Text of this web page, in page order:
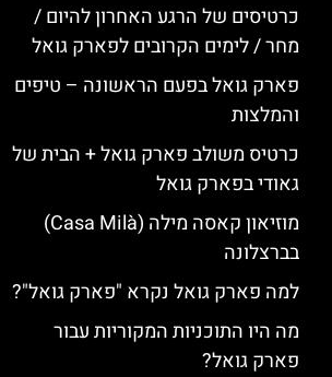
כרטיסים של הרגע האחרון להיום /
מחר / לימים הקרובים לפארק גואל
פארק גואל בפעם הראשונה – טיפים
והמלצות
כרטיס משולב פארק גואל + הבית של
גאודי בפארק גואל
מוזיאון קאסה מילה (Casa Milà)
בברצלונה
למה פארק גואל נקרא "פארק גואל"?
מה היו התוכניות המקוריות עבור
פארק גואל?